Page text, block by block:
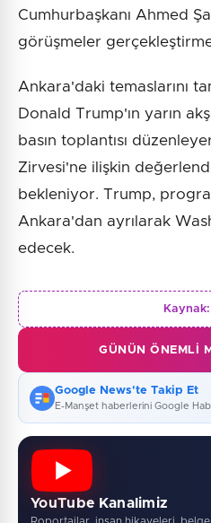
Cumhurbaşkanı Ahmed
görüşmeler
Ankara'daki temaslarını
Donald Trump'ın yarın
basın toplantısı
Zirvesi'ne ilişkin
bekleniyor. Trump,
Ankara'dan ayrılarak
edecek.
Kaynak:
GÜNÜN ÖNEMLI
Google News'te Takip Et
E-Manşet haberlerini Google
YouTube Kanalimiz